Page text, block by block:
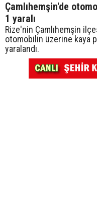
Çamlıhemşin'de
1 yaralı
Rize'nin Çamlıhemşin
otomobilin üzerine kaya
yaralandı.